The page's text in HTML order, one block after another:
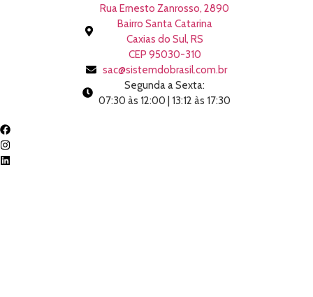
Rua Ernesto Zanrosso, 2890
Bairro Santa Catarina
Caxias do Sul, RS
CEP 95030-310
sac@sistemdobrasil.com.br
Segunda a Sexta:
07:30 às 12:00 | 13:12 às 17:30